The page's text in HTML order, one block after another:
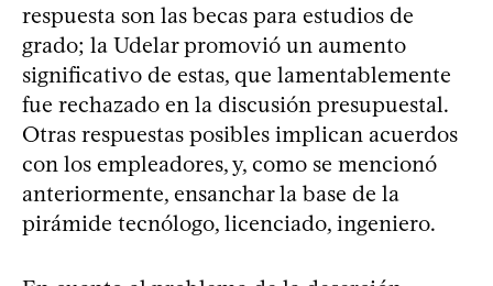
respuesta son las becas para estudios de
grado; la Udelar promovió un aumento
significativo de estas, que lamentablemente
fue rechazado en la discusión presupuestal.
Otras respuestas posibles implican acuerdos
con los empleadores, y, como se mencionó
anteriormente, ensanchar la base de la
pirámide tecnólogo, licenciado, ingeniero.